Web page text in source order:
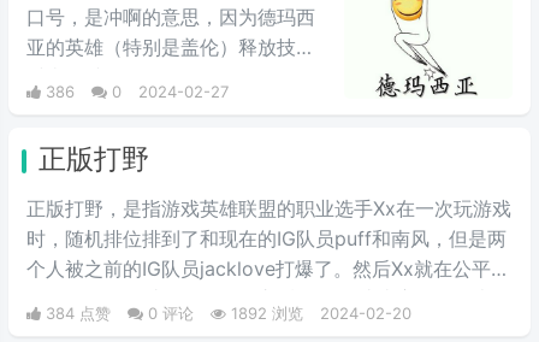
口号，是冲啊的意思，因为德玛西
亚的英雄（特别是盖伦）释放技能
岁”。LOL玩家在开战时喜欢喊德玛
烈地光荣与自豪，且气势满满。生
活中用来表示激动、勇敢前进、誓
死守护心爱之物、犯我者虽远必诛
等心情。因为在玩家刚接触英雄联
盟时，盖伦释放大招时的那句霸气
十足的“德玛西亚”，在当时德玛西
386 0 2024-02-27
正版打野
正版打野，是指游戏英雄联盟的职业选手Xx在一次玩游戏
时，随机排位排到了和现在的IG队员puff和南风，但是两
个人被之前的IG队员jacklove打爆了。然后Xx就在公平嘲
讽：盗版打不过正版。但是之后Xx在一些比赛里多次表现
不佳，就被网友调侃：这就是正版打野。
384 点赞 0 评论 1892 浏览 2024-02-20